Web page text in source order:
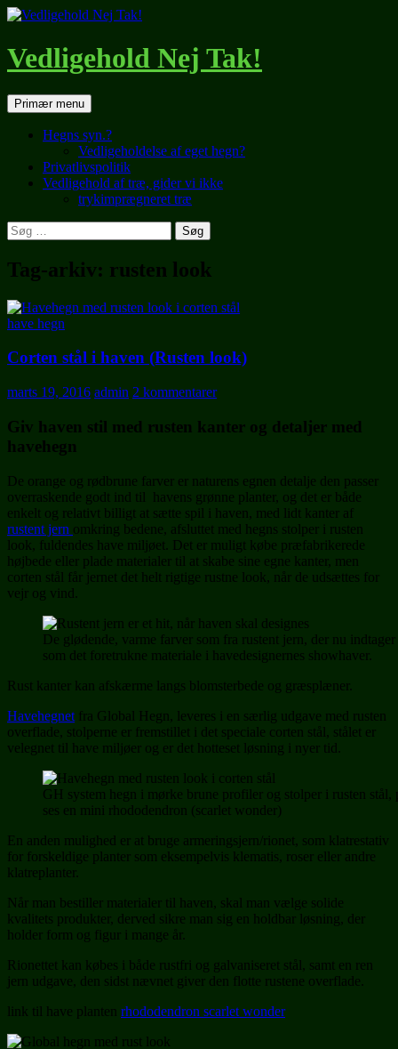
Hop
indhold
Vedligehold Nej Tak!
SøgPrimær menu
Hegns syn.?
Vedligeholdelse af eget hegn?
Privatlivspolitik
Vedligehold af træ, gider vi ikke
trykimprægneret træ
Søg
efter:
Tag-arkiv: rusten look
have hegn
Corten stål i haven (Rusten look)
marts 19, 2016 admin 2 kommentarer
Giv haven stil med rusten kanter og detaljer med
havehegn
De orange og rødbrune farver er naturens egnen detalje den passer
overraskende godt ind til havens grønne planter, og det er både
enkelt og relativt billigt at sætte spil i haven, med lidt kanter af
rustent jern omkring bedene, afsluttet med hegns stolper i rusten
look, fuldendes have miljøet. Det er muligt købe præfabrikerede
højbede eller plade materialer til at skabe sine egne kanter, men
corten stål får jernet det helt rigtige rustne look, når de udsættes for
vejr og vind.
De glødende, varme farver som fra rustent jern, der nu indtager
som det foretrukne materiale i havedesignernes showhaver.
Rust kanter kan afskærme langs blomsterbede og græsplæner.
Havehegnet fra Global Hegn, leveres i en særlig udgave med rusten
overflade, stolperne er fremstillet i det speciale corten stål, stålet er
velegnet til have miljøer og er det hotteset løsning i nyer tid.
GH system hegn i mørke brune profiler og stolper i rusten stål,
ses en mini rhododendron (scarlet wonder)
En anden mulighed er at bruge armeringsjern/rionet, som klatrestativ
for forskeldige planter som eksempelvis klematis, roser eller andre
klatreplanter.
Når man bestiller materialer til haven, skal man vælge solide
kvalitets produkter, derved sikre man sig en holdbar løsning, der
holder form og figur i mange år.
Rionettet kan købes i både rustfri og galvaniseret stål, samt en ren
jern udgave, den sidst nævnet giver den flotte rustene overflade.
link til have planten rhododendron scarlet wonder